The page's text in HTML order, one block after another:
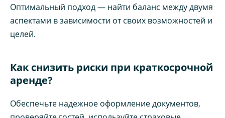
Оптимальный подход — найти баланс между двумя
аспектами в зависимости от своих возможностей и
целей.
Как снизить риски при краткосрочной
аренде?
Обеспечьте надежное оформление документов,